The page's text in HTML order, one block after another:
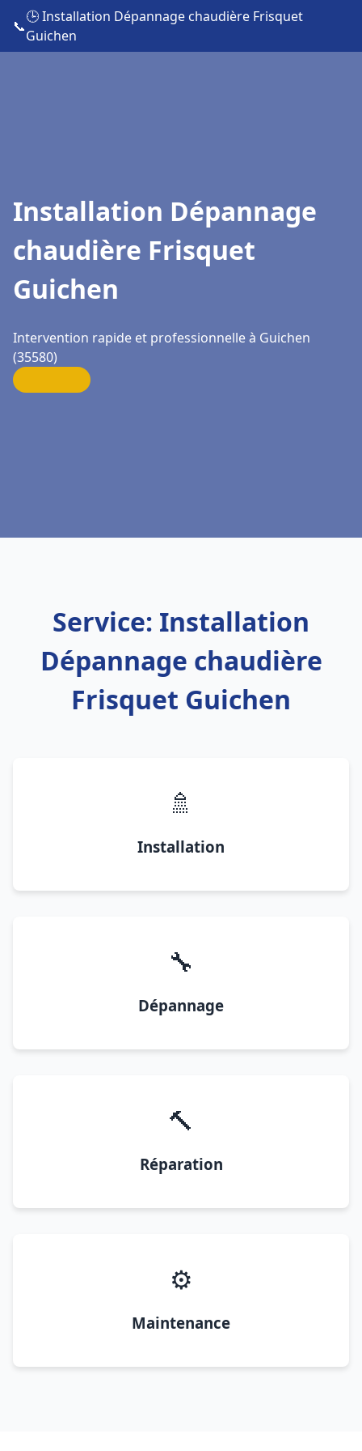
📞
🕒 Installation Dépannage chaudière Frisquet
Guichen
Installation Dépannage
chaudière Frisquet
Guichen
Intervention rapide et professionnelle à Guichen
(35580)
Service: Installation
Dépannage chaudière
Frisquet Guichen
🚿
Installation
🔧
Dépannage
🔨
Réparation
⚙️
Maintenance